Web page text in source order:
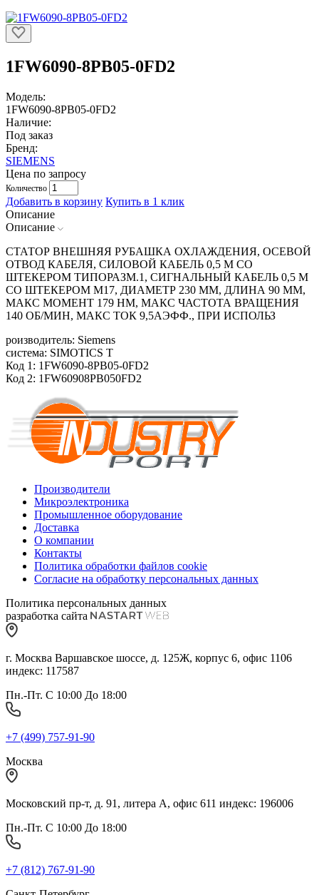
1FW6090-8PB05-0FD2
Модель:
1FW6090-8PB05-0FD2
Наличие:
Под заказ
Бренд:
SIEMENS
Цена по запросу
Количество
Добавить в корзину Купить в 1 клик
Описание
Описание
СТАТОР ВНЕШНЯЯ РУБАШКА ОХЛАЖДЕНИЯ, ОСЕВОЙ
ОТВОД КАБЕЛЯ, СИЛОВОЙ КАБЕЛЬ 0,5 М СО
ШТЕКЕРОМ ТИПОРАЗМ.1, СИГНАЛЬНЫЙ КАБЕЛЬ 0,5 М
СО ШТЕКЕРОМ M17, ДИАМЕТР 230 ММ, ДЛИНА 90 ММ,
МАКС МОМЕНТ 179 HM, МАКС ЧАСТОТА ВРАЩЕНИЯ
140 ОБ/МИН, МАКС ТОК 9,5АЭФФ., ПРИ ИСПОЛЬЗ
роизводитель: Siemens
система: SIMOTICS T
Код 1: 1FW6090-8PB05-0FD2
Код 2: 1FW60908PB050FD2
Производители
Микроэлектроника
Промышленное оборудование
Доставка
О компании
Контакты
Политика обработки файлов cookie
Согласие на обработку персональных данных
Политика персональных данных
разработка сайта
г. Москва Варшавское шоссе, д. 125Ж, корпус 6, офис 1106
индекс: 117587
Пн.-Пт. С 10:00 До 18:00
+7 (499) 757-91-90
Москва
Московский пр-т, д. 91, литера А, офис 611 индекс: 196006
Пн.-Пт. С 10:00 До 18:00
+7 (812) 767-91-90